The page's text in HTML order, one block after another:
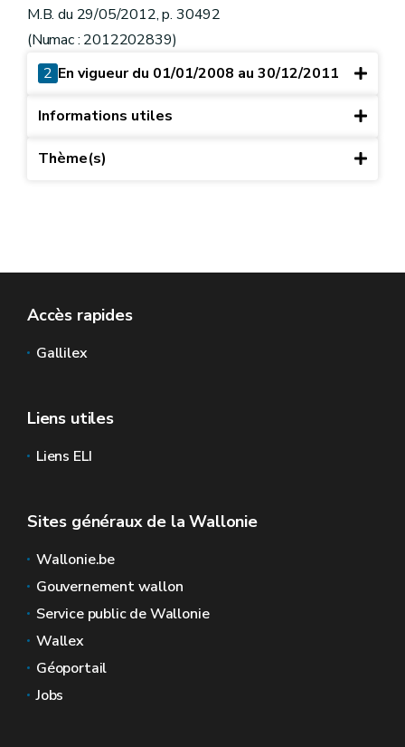
M.B. du 29/05/2012, p. 30492
(Numac : 2012202839)
2 En vigueur du 01/01/2008 au 30/12/2011
Informations utiles
Thème(s)
Accès rapides
Gallilex
Liens utiles
Liens ELI
Sites généraux de la Wallonie
Wallonie.be
Gouvernement wallon
Service public de Wallonie
Wallex
Géoportail
Jobs